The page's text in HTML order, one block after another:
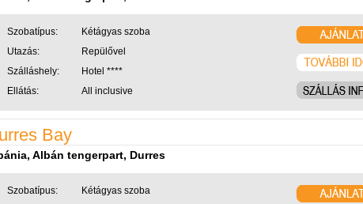
Szobatípus:
Kétágyas szoba
Utazás:
Repülővel
Szálláshely:
Hotel ****
Ellátás:
All inclusive
Bay
Albán tengerpart, Durres
Szobatípus:
Kétágyas szoba